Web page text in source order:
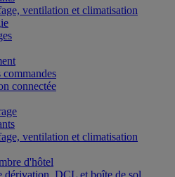
ventilation et climatisation
connectée
ventilation et climatisation
d'hôtel
dérivation, DCL et boîte de sol